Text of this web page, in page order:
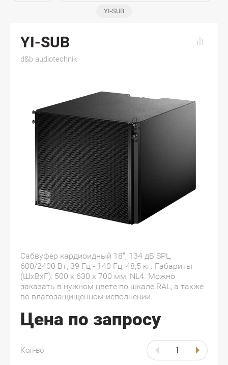
YI-SUB
YI-SUB
d&b audiotechnik
Сабвуфер кардиоидный 18", 134 дБ SPL,
600/2400 Вт, 39 Гц - 140 Гц, 48,5 кг. Габариты
(ШxВxГ): 500 x 630 x 700 мм, NL4. Можно
заказать в нужном цвете по шкале RAL, а также
во влагозащищенном исполнении.
Цена по запросу
Кол-во